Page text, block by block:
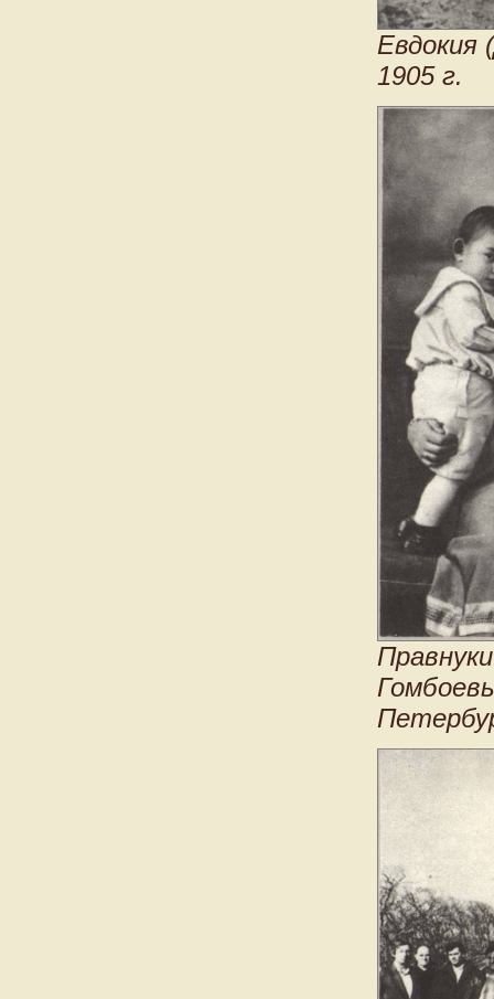
Евдокия
1905 г.